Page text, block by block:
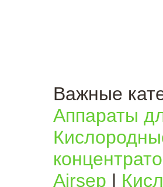
Важные
Аппараты
Airsep |